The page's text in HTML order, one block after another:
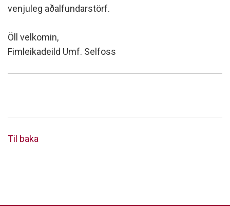
venjuleg aðalfundarstörf.
Öll velkomin,
Fimleikadeild Umf. Selfoss
Til baka